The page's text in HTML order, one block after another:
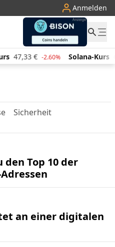
Anmelden
47,33 € -2.60% Solana-Kurs
Sicherheit
den Top 10 der
an einer digitalen